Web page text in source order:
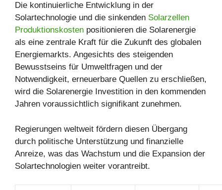
Die kontinuierliche Entwicklung in der
Solartechnologie und die sinkenden Solarzellen
Produktionskosten positionieren die Solarenergie
als eine zentrale Kraft für die Zukunft des globalen
Energiemarkts. Angesichts des steigenden
Bewusstseins für Umweltfragen und der
Notwendigkeit, erneuerbare Quellen zu erschließen,
wird die Solarenergie Investition in den kommenden
Jahren voraussichtlich signifikant zunehmen.
Regierungen weltweit fördern diesen Übergang
durch politische Unterstützung und finanzielle
Anreize, was das Wachstum und die Expansion der
Solartechnologien weiter vorantreibt.